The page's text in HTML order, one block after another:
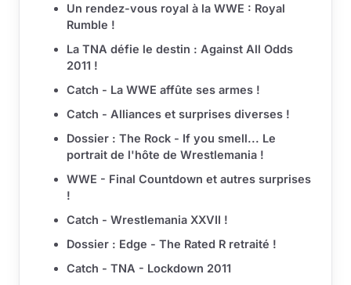
Un rendez-vous royal à la WWE : Royal
Rumble !
La TNA défie le destin : Against All Odds
2011 !
Catch - La WWE affûte ses armes !
Catch - Alliances et surprises diverses !
Dossier : The Rock - If you smell... Le
portrait de l'hôte de Wrestlemania !
WWE - Final Countdown et autres surprises
!
Catch - Wrestlemania XXVII !
Dossier : Edge - The Rated R retraité !
Catch - TNA - Lockdown 2011